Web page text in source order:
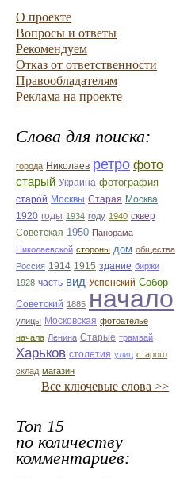
О проекте
Вопросы и ответы
Рекомендуем
Отказ от ответственности
Правообладателям
Реклама на проекте
Слова для поиска:
города Николаев ретро фото
старый Украина фотография
старой Москвы Старая Москва
1920 годы 1934 году 1940 сквер
Советская 1950 Панорама
Николаевской стороны дом общества
Россия 1914 1915 здание биржи
1928 часть вид Успенский Собор
Советский 1885 начало
улицы Московская фотоателье
начала Ленина Старые трамвай
Харьков столетия улиц старого
склад магазин
Все ключевые слова >>
Топ 15
по количеству
комментариев: